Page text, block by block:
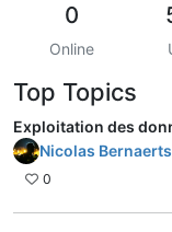
0
Online
Top Topics
Exploitation des
Nicolas Bernaerts
0